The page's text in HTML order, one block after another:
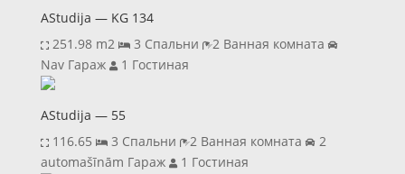
AStudija — KG 134
251.98 m2
3 Спальни
2 Ванная комната
Nav Гараж
1 Гостиная
AStudija — 55
116.65
3 Спальни 2 Ванная комната 2
automašīnām Гараж
1 Гостиная